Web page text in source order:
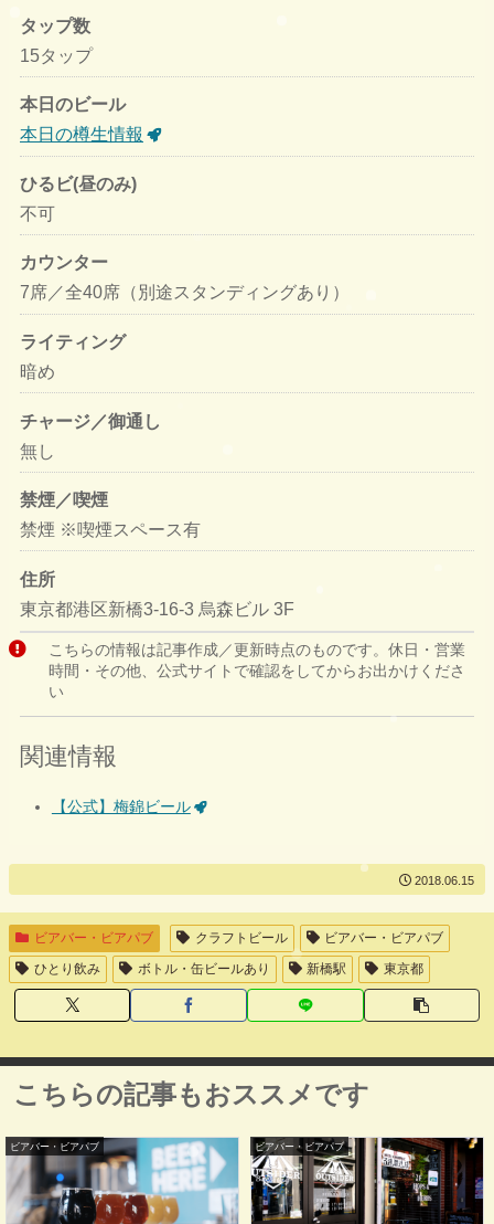
タップ数
15タップ
本日のビール
本日の樽生情報
ひるビ(昼のみ)
不可
カウンター
7席／全40席（別途スタンディングあり）
ライティング
暗め
チャージ／御通し
無し
禁煙／喫煙
禁煙 ※喫煙スペース有
住所
東京都港区新橋3-16-3 烏森ビル 3F
こちらの情報は記事作成／更新時点のものです。休日・営業
時間・その他、公式サイトで確認をしてからお出かけくださ
い
関連情報
【公式】梅錦ビール
2018.06.15
ビアバー・ビアパブ クラフトビール
ビアバー・ビアパブ
ひとり飲み
ボトル・缶ビールあり 新橋駅 東京都
こちらの記事もおススメです
ビアバー・ビアパブ ビアバー・ビアパブ